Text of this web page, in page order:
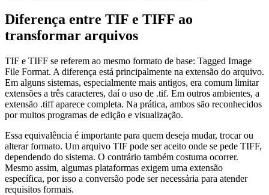
Diferença entre TIF e TIFF ao
transformar arquivos
TIF e TIFF se referem ao mesmo formato de base: Tagged Image
File Format. A diferença está principalmente na extensão do arquivo.
Em alguns sistemas, especialmente mais antigos, era comum limitar
extensões a três caracteres, daí o uso de .tif. Em outros ambientes, a
extensão .tiff aparece completa. Na prática, ambos são reconhecidos
por muitos programas de edição e visualização.
Essa equivalência é importante para quem deseja mudar, trocar ou
alterar formato. Um arquivo TIF pode ser aceito onde se pede TIFF,
dependendo do sistema. O contrário também costuma ocorrer.
Mesmo assim, algumas plataformas exigem uma extensão
específica, por isso a conversão pode ser necessária para atender
requisitos formais.